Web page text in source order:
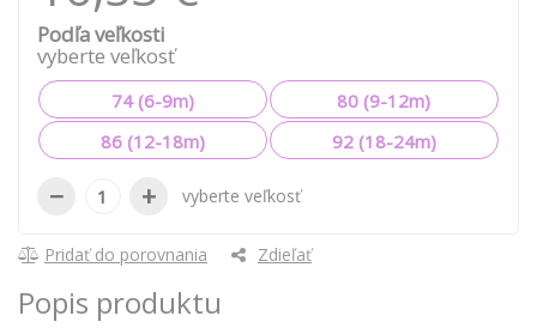
Podľa veľkosti
vyberte veľkosť
74 (6-9m)
80 (9-12m)
86 (12-18m)
92 (18-24m)
− + vyberte veľkosť
Pridať do porovnania Zdieľať
Popis produktu